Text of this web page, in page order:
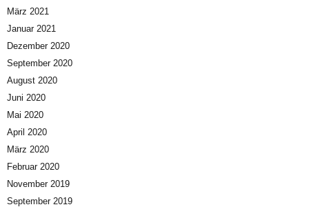
März 2021
Januar 2021
Dezember 2020
September 2020
August 2020
Juni 2020
Mai 2020
April 2020
März 2020
Februar 2020
November 2019
September 2019